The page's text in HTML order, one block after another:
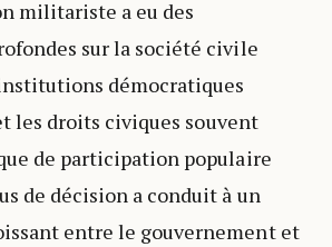
militariste a eu des
sur la société civile
démocratiques
les droits civiques souvent
de participation populaire
de décision a conduit à un
entre le gouvernement et